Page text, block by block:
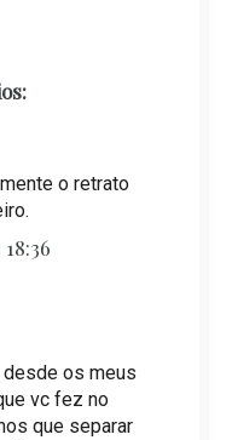
o retrato
desde os meus
vc fez no
que separar